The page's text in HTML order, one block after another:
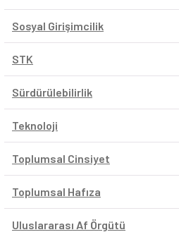
Sosyal Girişimcilik
STK
Sürdürülebilirlik
Teknoloji
Toplumsal Cinsiyet
Toplumsal Hafıza
Uluslararası Af Örgütü